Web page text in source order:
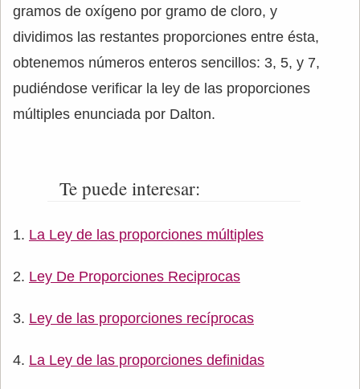
gramos de oxígeno por gramo de cloro, y
dividimos las restantes proporciones entre ésta,
obtenemos números enteros sencillos: 3, 5, y 7,
pudiéndose verificar la ley de las proporciones
múltiples enunciada por Dalton.
Te puede interesar:
La Ley de las proporciones múltiples
Ley De Proporciones Reciprocas
Ley de las proporciones recíprocas
La Ley de las proporciones definidas